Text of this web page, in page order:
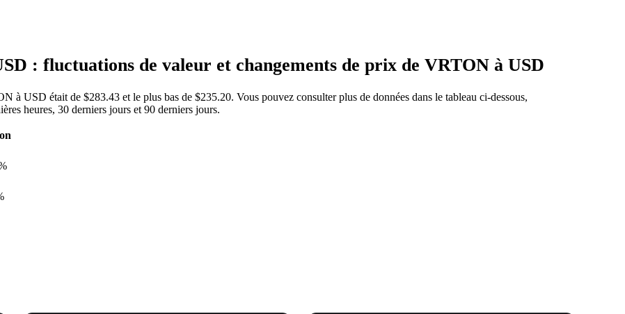
: fluctuations de valeur et changements de prix de VRTON à USD
à USD était de $283.43 et le plus bas de $235.20. Vous pouvez consulter plus de données dans le tableau ci-dessous,
heures, 30 derniers jours et 90 derniers jours.